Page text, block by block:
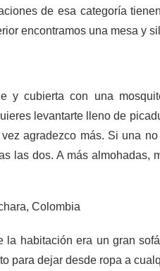
de esa categoría
encontramos una mesa y
y cubierta con una
levantarte lleno de
agradezco más. Si una
las dos. A más almohadas,
la habitación era un gran
para dejar desde ropa a